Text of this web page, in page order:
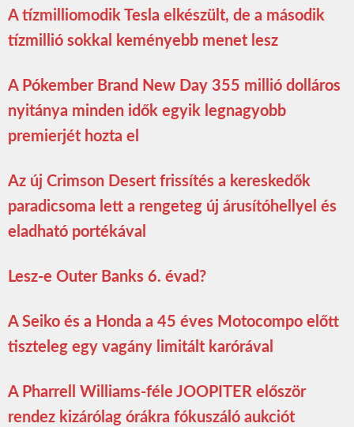
A tízmilliomodik Tesla elkészült, de a második
tízmillió sokkal keményebb menet lesz
A Pókember Brand New Day 355 millió dolláros
nyitánya minden idők egyik legnagyobb
premierjét hozta el
Az új Crimson Desert frissítés a kereskedők
paradicsoma lett a rengeteg új árusítóhellyel és
eladható portékával
Lesz-e Outer Banks 6. évad?
A Seiko és a Honda a 45 éves Motocompo előtt
tiszteleg egy vagány limitált karórával
A Pharrell Williams-féle JOOPITER először
rendez kizárólag órákra fókuszáló aukciót